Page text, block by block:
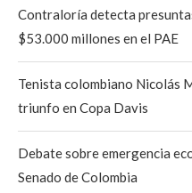
Contraloría detecta
$53.000 millones en el PAE
Tenista colombiano Nicolás
triunfo en Copa Davis
Debate sobre emergencia
Senado de Colombia